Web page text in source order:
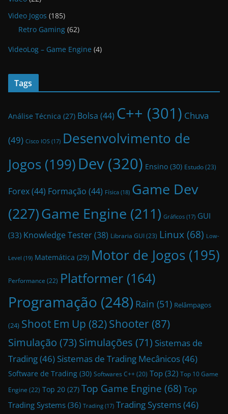
Video Jogos (185)
Retro Gaming (62)
VideoLog – Game Engine (4)
Tags
Análise Técnica (27) Bolsa (44) C++ (301) Chuva
(49) Cisco IOS (17) Desenvolvimento de
Jogos (199)Dev(320) Ensino (30) Estudo(23)
Forex(44) Formação (44) Física (18) Game Dev
(227)Game Engine (211) Gráficos (17) GUI
(33) Knowledge Tester(38) Libraria GUI(23) Linux(68) Low-
Level (19) Matemática (29) Motor de Jogos (195)
Performance (22) Platformer (164)
Programação (248) Rain (51) Relâmpagos
(24) Shoot Em Up (82)Shooter (87)
Simulação (73) Simulações (71) Sistemas de
Trading(46) Sistemas de Trading Mecânicos(46)
Software de Trading (30) Softwares C++ (20) Top (32) Top 10 Game
Engine (22) Top 20 (27) Top Game Engine (68) Top
Trading Systems (36) Trading (17) Trading Systems(46)